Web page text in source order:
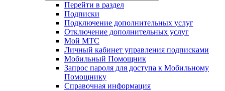
Перейти в раздел
Подписки
Подключение дополнительных услуг
Отключение дополнительных услуг
Мой МТС
Личный кабинет управления подписками
Мобильный Помощник
Запрос пароля для доступа к Мобильному
Помощнику
Справочная информация